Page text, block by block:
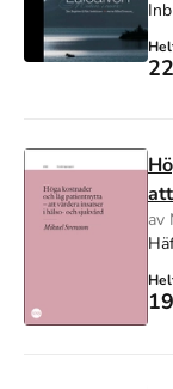
av